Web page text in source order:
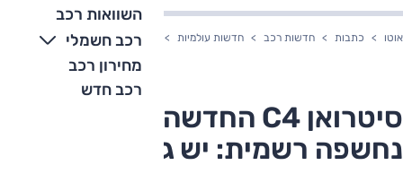
השוואות רכב
רכב חשמלי
מחירון רכב
רכב חדש
אוטו כתבות חדשות רכב חדשות עולמיות סיטרואן C4 החדשה לשנת 2021 נחשפה רשמית: יש גם חשמלית
נחשפה רשמית: יש גם חשמלית